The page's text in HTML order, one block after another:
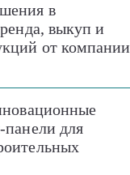
в
выкуп и
от компании
панели для